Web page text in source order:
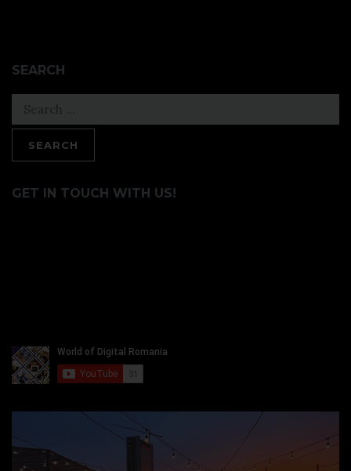
SEARCH
for:
GET IN TOUCH WITH US!